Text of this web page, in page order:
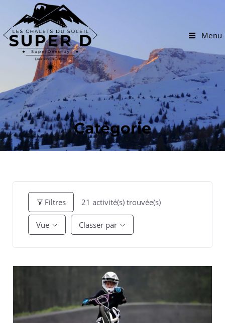
Menu
Catégorie
Filtres 21 activité(s) trouvée(s)
Vue Classer par